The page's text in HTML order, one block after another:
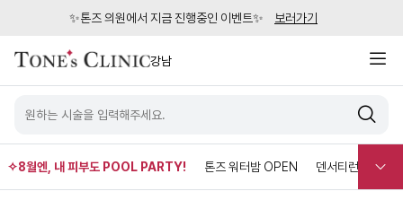
✨톤즈 의원에서 지금 진행중인 이벤트✨ 보러가기
강남
✧8월엔, 내 피부도 POOL PARTY! 톤즈 워터밤 OPEN 덴서티런칭이벤트